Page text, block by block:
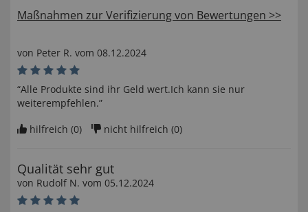
Maßnahmen zur Verifizierung von Bewertungen >>
von Peter R. vom 08.12.2024
“Alle Produkte sind ihr Geld wert.Ich kann sie nur
weiterempfehlen.”
hilfreich (0) nicht hilfreich (0)
Qualität sehr gut
von Rudolf N. vom 05.12.2024